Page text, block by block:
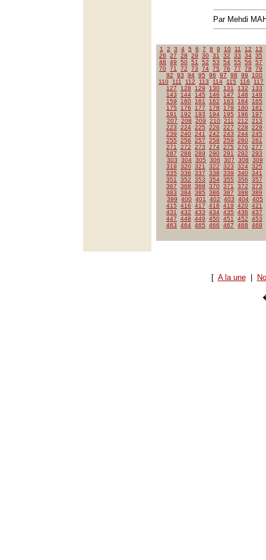
Par Mehdi
1 2 3 4 5 6 7 8 9 10 11 12
13
26
27 28 29 30 31 32 33 34 35
48
49 50 51 52 53 54 55 56
57
70 71 72 73 74 75 76 77 78
79
92
93 94 95 96 97 98 99
100
110
111 112 113 114 115 116
117
127
128 129 130 131 132
133
143
144 145 146 147 148
149
159
160 161 162 163 164
165
175
176 177 178 179 180
181
191
192 193 194 195 196
197
207
208 209 210 211 212
213
223
224 225 226 227 228
229
239
240 241 242 243 244 245
255
256 257 258 259 260 261
271
272 273 274 275 276
277
287
288 289 290 291 292
293
303
304 305 306 307 308
309
319
320 321 322 323 324 325
335
336 337 338 339 340 341
351
352 353 354 355 356
357
367
368 369 370 371 372
373
383
384 385 386 387 388
389
399
400 401 402 403 404 405
415
416 417 418 419 420 421
431
432 433 434 435 436
437
447
448 449 450 451 452
453
463
464 465 466 467 468 469
[ A la une|